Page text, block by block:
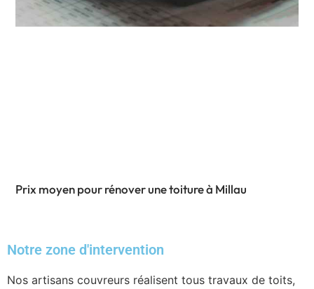
Prix moyen pour rénover une toiture à Millau
Notre zone d'intervention
Nos artisans couvreurs réalisent tous travaux de toits,